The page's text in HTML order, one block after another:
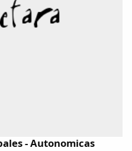
- Autonomicas